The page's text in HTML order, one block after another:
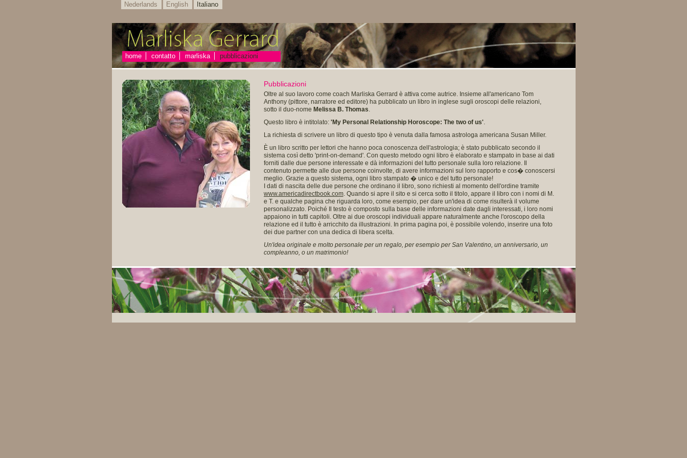
home contatto marliska pubblicazioni
Pubblicazioni
Oltre al suo lavoro come coach Marliska Gerrard è attiva come autrice. Insieme all'americano Tom
Anthony (pittore, narratore ed editore) ha pubblicato un libro in inglese sugli oroscopi delle relazioni,
sotto il duo-nome Melissa B. Thomas.
Questo libro è intitolato: 'My Personal Relationship Horoscope: The two of us'.
La richiesta di scrivere un libro di questo tipo è venuta dalla famosa astrologa americana Susan Miller.
È un libro scritto per lettori che hanno poca conoscenza dell'astrologia; è stato pubblicato secondo il
sistema così detto 'print-on-demand'. Con questo metodo ogni libro è elaborato e stampato in base ai dati
forniti dalle due persone interessate e dà informazioni del tutto personale sulla loro relazione. Il
contenuto permette alle due persone coinvolte, di avere informazioni sul loro rapporto e cos� conoscersi
meglio. Grazie a questo sistema, ogni libro stampato � unico e del tutto personale!
I dati di nascita delle due persone che ordinano il libro, sono richiesti al momento dell'ordine tramite
www.americadirectbook.com. Quando si apre il sito e si cerca sotto il titolo, appare il libro con i nomi di M.
e T. e qualche pagina che riguarda loro, come esempio, per dare un'idea di come risulterà il volume
personalizzato. Poiché Il testo è composto sulla base delle informazioni date dagli interessati, i loro nomi
appaiono in tutti capitoli. Oltre ai due oroscopi individuali appare naturalmente anche l'oroscopo della
relazione ed il tutto è arricchito da illustrazioni. In prima pagina poi, è possibile volendo, inserire una foto
dei due partner con una dedica di libera scelta.
Un'idea originale e molto personale per un regalo, per esempio per San Valentino, un anniversario, un
compleanno, o un matrimonio!
Un altro tema amato ed approfondito da Marliska Gerrard è la numerologia.
La numerologia può essere paragonata ad uno strumento a corde. Ogni numero, come ogni corda, ha la
sua frequenza di oscillazione. Quando avrai imparato a conoscere le corde, potrai comporere una
musica e quando sai utillizare i numeri nel modo giusto arrivi alla storia della vita.
Il duo d'autori Melissa B. Thomas stanno portando a termine un nuovo libro basato sulla numerologia. Il
Questo testo è per lettori che iniziano ad interessarsi a questa
Nederlands English Italiano